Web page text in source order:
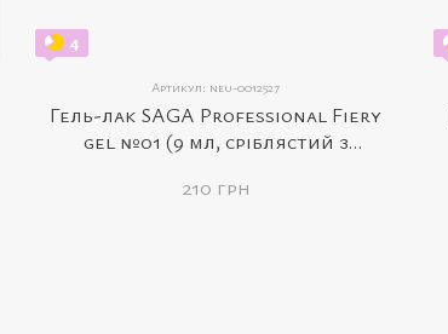
4
Артикул: neu-0012527
Гель-лак SAGA Professional Fiery
gel №01 (9 мл, сріблястий з
210 грн